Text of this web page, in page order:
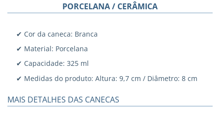
PORCELANA / CERÂMICA
✔ Cor da caneca: Branca
✔ Material: Porcelana
✔ Capacidade: 325 ml
✔ Medidas do produto: Altura: 9,7 cm / Diâmetro: 8 cm
MAIS DETALHES DAS CANECAS